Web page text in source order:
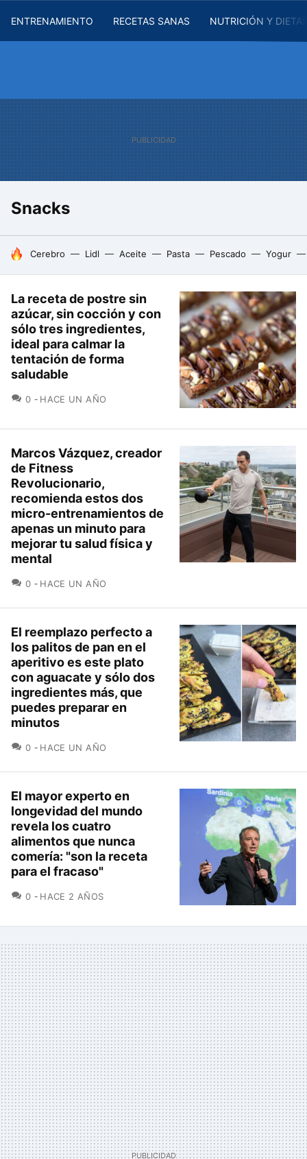
ENTRENAMIENTO RECETAS SANAS NUTRICIÓN Y
Snacks
HOY SE HABLA DE
Cerebro Lidl Aceite Pasta Pescado Yogur
La receta de postre sin
azúcar, sin cocción y con
sólo tres ingredientes,
ideal para calmar la
tentación de forma
saludable
0 COMENTARIOS
HACE UN AÑO
Marcos Vázquez, creador
de Fitness
Revolucionario,
recomienda estos dos
micro-entrenamientos de
apenas un minuto para
mejorar tu salud física y
mental
0 COMENTARIOS
HACE UN AÑO
El reemplazo perfecto a
los palitos de pan en el
aperitivo es este plato
con aguacate y sólo dos
ingredientes más, que
puedes preparar en
minutos
0 COMENTARIOS
HACE UN AÑO
El mayor experto en
longevidad del mundo
revela los cuatro
alimentos que nunca
comería: "son la receta
para el fracaso"
0 COMENTARIOS
HACE 2 AÑOS